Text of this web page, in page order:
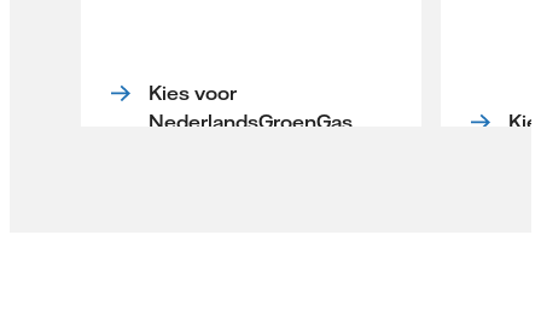
Kies voor
NederlandsGroenGas